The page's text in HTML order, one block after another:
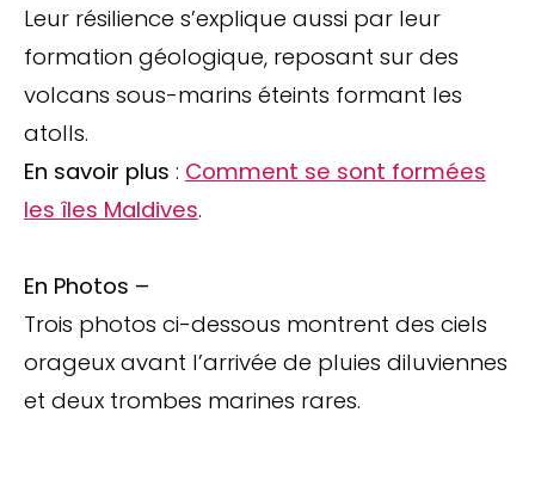
Leur résilience s’explique aussi par leur
formation géologique, reposant sur des
volcans sous-marins éteints formant les
atolls.
En savoir plus : Comment se sont formées
les îles Maldives.
En Photos –
Trois photos ci-dessous montrent des ciels
orageux avant l’arrivée de pluies diluviennes
et deux trombes marines rares.